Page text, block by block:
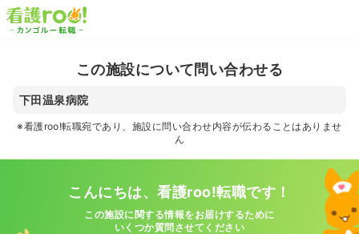
この施設について問い合わせる
下田温泉病院
※看護roo!転職宛であり、施設に問い合わせ内容が伝わることはありませ
ん
こんにちは、看護roo!転職です！
この施設に関する情報をお届けするために
いくつか質問させてください